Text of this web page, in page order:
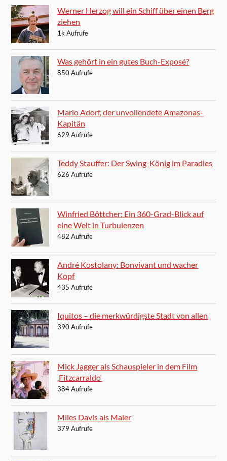
Werner Herzog will ein Schiff über einen Berg
ziehen
1k Aufrufe
Was gehört in ein gutes Buch-Exposé?
850 Aufrufe
Mario Adorf, der unvollendete Amazonas-
Kapitän
629 Aufrufe
Teddy Stauffer: Der Swing-König im Paradies
626 Aufrufe
Winfried Böttcher: Ein 360-Grad-Blick auf
eine Welt in Turbulenzen
482 Aufrufe
André Kostolany: Bonvivant und wacher
Kopf
435 Aufrufe
Iquitos – die merkwürdigste Stadt von allen
390 Aufrufe
Mick Jagger als Schauspieler in dem Film
‚Fitzcarraldo‘
384 Aufrufe
Miles Davis als Maler
379 Aufrufe